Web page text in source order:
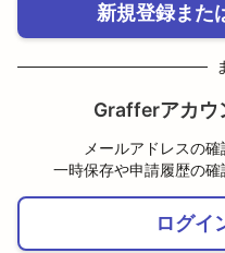
新規登録また
Grafferアカウ
メールアドレスの確
一時保存や申請履歴の確
ログイ